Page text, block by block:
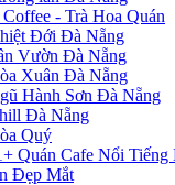
- Trà Hoa Quán
Đới Đà Nẵng
Vườn Đà Nẵng
Xuân Đà Nẵng
Hành Sơn Đà Nẵng
Đà Nẵng
Quý
Quán Cafe Nổi
Đẹp Mắt